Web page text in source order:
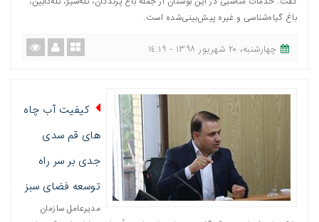
باغ گیاه‌شناسی و غیره پیش‌بینی‌شده است.
چهارشنبه، ٢٠ شهریور ١٣٩٨ - ١٤:١٩
کیفیت آب چاه
های قم سدی
جدی بر سر راه
توسعه فضای سبز
مدیرعامل سازمان